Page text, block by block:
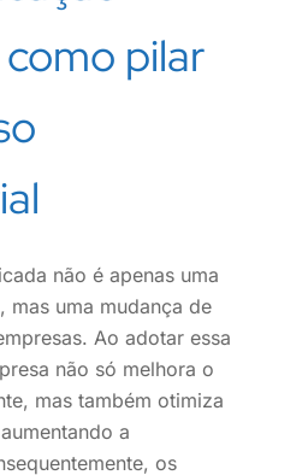
pilar
não é apenas uma
mas uma mudança de
Ao adotar essa
não só melhora o
mas também otimiza
a
os